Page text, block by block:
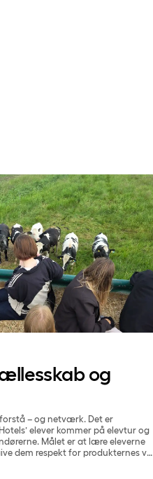
og råvarer
og
forstå – og netværk. Det er
elever kommer på elevtur og
Målet er at lære eleverne
dem respekt for produkternes vej